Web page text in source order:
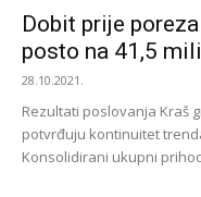
Dobit prije
posto na 41,5
28.10.2021.
Rezultati poslovanja Kraš
potvrđuju kontinuitet
Konsolidirani ukupni